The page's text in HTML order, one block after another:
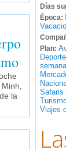
Días
Época:
Plan:
Deporte
Safaris
Viajes
la